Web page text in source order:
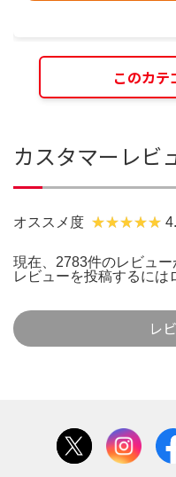
このカテ
カスタマーレビ
オススメ度
現在、2783件のレビュー
レビューを投稿するには
レ